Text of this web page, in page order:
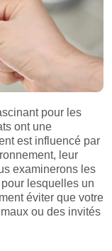
pour les
ont une
est influencé par
leur
examinerons les
lesquelles un
éviter que votre
ou des invités